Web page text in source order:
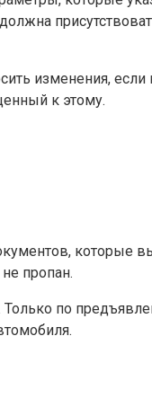
изменения,
к этому.
которые
пропан.
Только по